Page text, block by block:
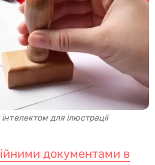
для ілюстрації
документами в